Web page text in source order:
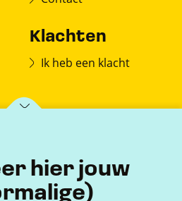
hier jouw
Klachten
Ik heb een klacht